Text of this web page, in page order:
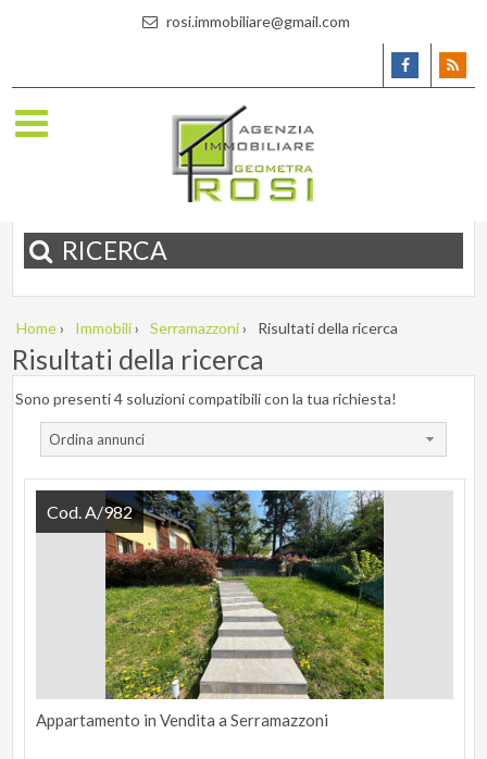
rosi.immobiliare@gmail.com
RICERCA
Home› Immobili› Serramazzoni› Risultati della ricerca
Risultati della ricerca
Sono presenti 4 soluzioni compatibili con la tua richiesta!
Ordina annunci
Appartamento in Vendita a Serramazzoni
Cod. A/982